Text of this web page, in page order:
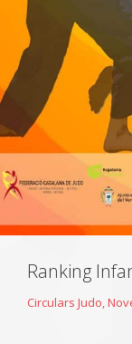
Ranking
Circulars Judo,